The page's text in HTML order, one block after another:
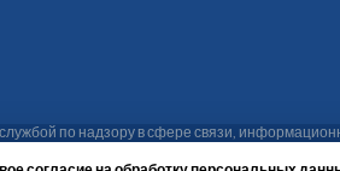
по надзору в сфере связи,
48-61, тел. (4212) 75-48-34. Эл. адреса: